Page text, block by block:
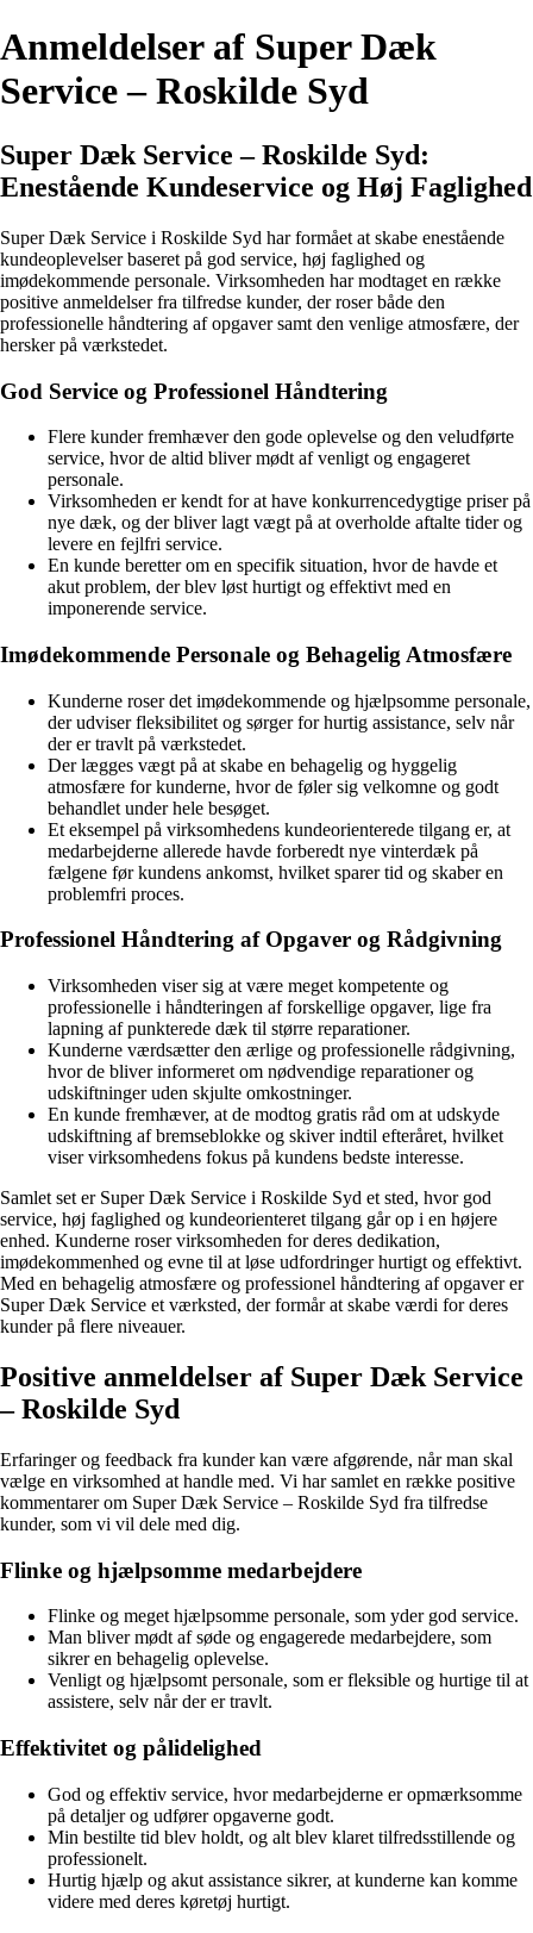
Anmeldelser af Super Dæk
Service – Roskilde Syd
Super Dæk Service – Roskilde Syd:
Enestående Kundeservice og Høj Faglighed
Super Dæk Service i Roskilde Syd har formået at skabe enestående
kundeoplevelser baseret på god service, høj faglighed og
imødekommende personale. Virksomheden har modtaget en række
positive anmeldelser fra tilfredse kunder, der roser både den
professionelle håndtering af opgaver samt den venlige atmosfære, der
hersker på værkstedet.
God Service og Professionel Håndtering
Flere kunder fremhæver den gode oplevelse og den veludførte
service, hvor de altid bliver mødt af venligt og engageret
personale.
Virksomheden er kendt for at have konkurrencedygtige priser på
nye dæk, og der bliver lagt vægt på at overholde aftalte tider og
levere en fejlfri service.
En kunde beretter om en specifik situation, hvor de havde et
akut problem, der blev løst hurtigt og effektivt med en
imponerende service.
Imødekommende Personale og Behagelig Atmosfære
Kunderne roser det imødekommende og hjælpsomme personale,
der udviser fleksibilitet og sørger for hurtig assistance, selv når
der er travlt på værkstedet.
Der lægges vægt på at skabe en behagelig og hyggelig
atmosfære for kunderne, hvor de føler sig velkomne og godt
behandlet under hele besøget.
Et eksempel på virksomhedens kundeorienterede tilgang er, at
medarbejderne allerede havde forberedt nye vinterdæk på
fælgene før kundens ankomst, hvilket sparer tid og skaber en
problemfri proces.
Professionel Håndtering af Opgaver og Rådgivning
Virksomheden viser sig at være meget kompetente og
professionelle i håndteringen af forskellige opgaver, lige fra
lapning af punkterede dæk til større reparationer.
Kunderne værdsætter den ærlige og professionelle rådgivning,
hvor de bliver informeret om nødvendige reparationer og
udskiftninger uden skjulte omkostninger.
En kunde fremhæver, at de modtog gratis råd om at udskyde
udskiftning af bremseblokke og skiver indtil efteråret, hvilket
viser virksomhedens fokus på kundens bedste interesse.
Samlet set er Super Dæk Service i Roskilde Syd et sted, hvor god
service, høj faglighed og kundeorienteret tilgang går op i en højere
enhed. Kunderne roser virksomheden for deres dedikation,
imødekommenhed og evne til at løse udfordringer hurtigt og effektivt.
Med en behagelig atmosfære og professionel håndtering af opgaver er
Super Dæk Service et værksted, der formår at skabe værdi for deres
kunder på flere niveauer.
Positive anmeldelser af Super Dæk Service
– Roskilde Syd
Erfaringer og feedback fra kunder kan være afgørende, når man skal
vælge en virksomhed at handle med. Vi har samlet en række positive
kommentarer om Super Dæk Service – Roskilde Syd fra tilfredse
kunder, som vi vil dele med dig.
Flinke og hjælpsomme medarbejdere
Flinke og meget hjælpsomme personale, som yder god service.
Man bliver mødt af søde og engagerede medarbejdere, som
sikrer en behagelig oplevelse.
Venligt og hjælpsomt personale, som er fleksible og hurtige til at
assistere, selv når der er travlt.
Effektivitet og pålidelighed
God og effektiv service, hvor medarbejderne er opmærksomme
på detaljer og udfører opgaverne godt.
Min bestilte tid blev holdt, og alt blev klaret tilfredsstillende og
professionelt.
Hurtig hjælp og akut assistance sikrer, at kunderne kan komme
videre med deres køretøj hurtigt.